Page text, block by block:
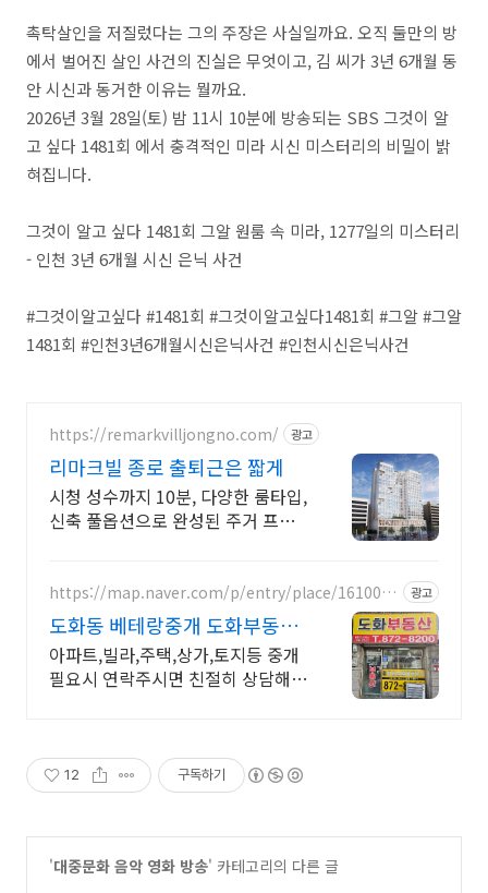
촉탁살인을 저질렀다는 그의 주장은 사실일까요. 오직 둘만의 방
에서 벌어진 살인 사건의 진실은 무엇이고, 김 씨가 3년 6개월 동
안 시신과 동거한 이유는 뭘까요.
2026년 3월 28일(토) 밤 11시 10분에 방송되는 SBS 그것이 알
고 싶다 1481회 에서 충격적인 미라 시신 미스터리의 비밀이 밝
혀집니다.
그것이 알고 싶다 1481회 그알 원룸 속 미라, 1277일의 미스터리
- 인천 3년 6개월 시신 은닉 사건
#그것이알고싶다 #1481회 #그것이알고싶다1481회 #그알 #그알
1481회 #인천3년6개월시신은닉사건 #인천시신은닉사건
https://remarkvilljongno.com/ 광고
리마크빌 종로 출퇴근은 짧게
시청 성수까지 10분, 다양한 룸타입,
신축 풀옵션으로 완성된 주거 프리
https://map.naver.com/p/entry/place/1610092
광고
도화동 베테랑중개 도화부동산
도화동 대표공인중개사
아파트,빌라,주택,상가,토지등 중개
필요시 연락주시면 친절히 상담해드
12 구독하기
'대중문화 음악 영화 방송' 카테고리의 다른 글